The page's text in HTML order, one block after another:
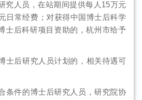
究人员，在站期间提供每人15万元
日常经费；对获得中国博士后科学
士后科研项目资助的，杭州市给予
士后研究人员计划的，相关待遇可
条件的博士后研究人员，研究院协